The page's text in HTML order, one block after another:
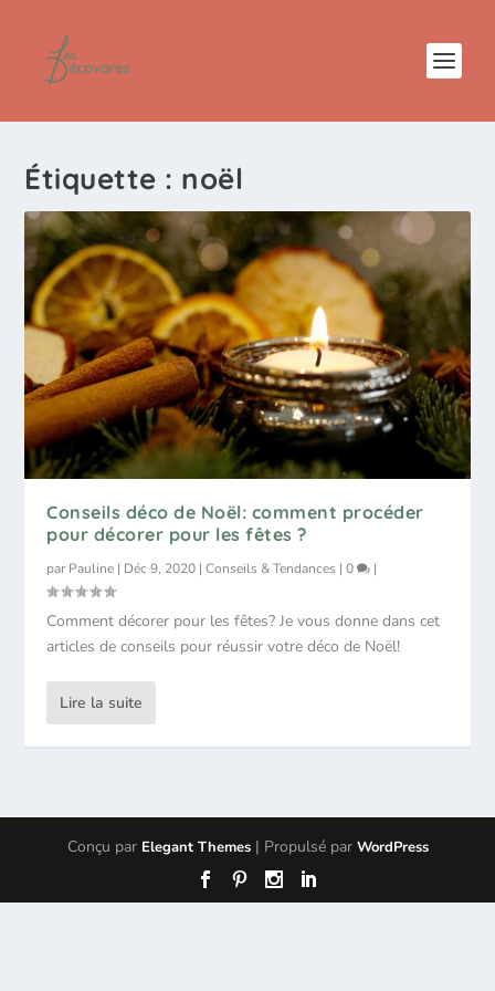
Étiquette : noël
Conseils déco de Noël: comment procéder
pour décorer pour les fêtes ?
par Pauline | Déc 9, 2020 |Conseils & Tendances |0 |
Comment décorer pour les fêtes? Je vous donne dans cet
articles de conseils pour réussir votre déco de Noël!
Lire la suite
Conçu par Elegant Themes| Propulsé par WordPress